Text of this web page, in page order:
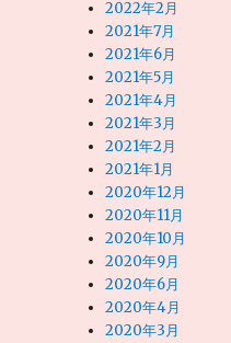
2022年2月
2021年7月
2021年6月
2021年5月
2021年4月
2021年3月
2021年2月
2021年1月
2020年12月
2020年11月
2020年10月
2020年9月
2020年6月
2020年4月
2020年3月